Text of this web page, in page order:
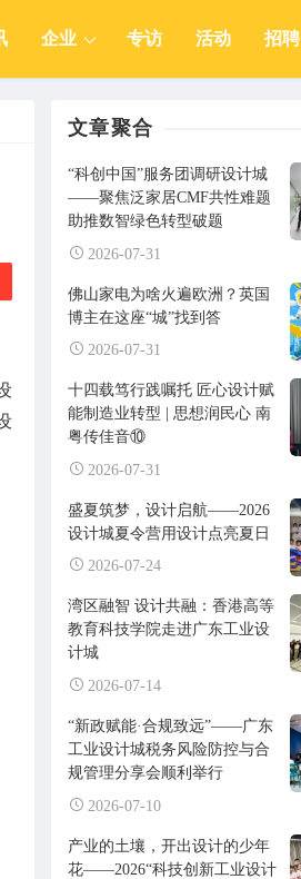
企业 专访 活动 招聘
文章聚合
“科创中国”服务团调研设计城
——聚焦泛家居CMF共性难题
助推数智绿色转型破题
2026-07-31
佛山家电为啥火遍欧洲？英国
博主在这座“城”找到答
2026-07-31
十四载笃行践嘱托 匠心设计赋
能制造业转型 | 思想润民心 南
粤传佳音⑩
2026-07-31
盛夏筑梦，设计启航——2026
设计城夏令营用设计点亮夏日
2026-07-24
湾区融智 设计共融：香港高等
教育科技学院走进广东工业设
计城
2026-07-14
“新政赋能·合规致远”——广东
工业设计城税务风险防控与合
规管理分享会顺利举行
2026-07-10
产业的土壤，开出设计的少年
花——2026“科技创新工业设计